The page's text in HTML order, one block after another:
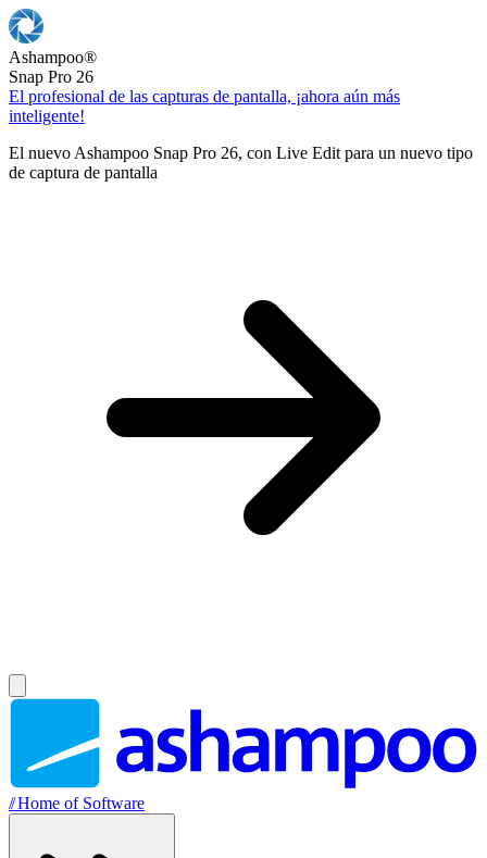
Ashampoo®
Snap Pro 26
El profesional de las capturas de pantalla, ¡ahora aún más
inteligente!
El nuevo Ashampoo Snap Pro 26, con Live Edit para un nuevo tipo
de captura de pantalla
//Home of Software